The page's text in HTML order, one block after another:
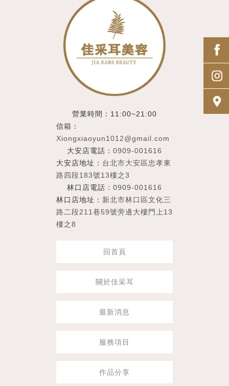
營業時間：11:00~21:00
信箱：
Xiongxiaoyun1012@gmail.com
大安店電話： 0909-001616
大安店地址： 台北市大安區忠孝東
路四段183號13樓之3
林口店電話： 0909-001616
林口店地址： 新北市林口區文化三
路二段211巷59號旁邊大樓門上13
樓之8
回首頁
關於佳采耳
最新消息
服務項目
作品分享